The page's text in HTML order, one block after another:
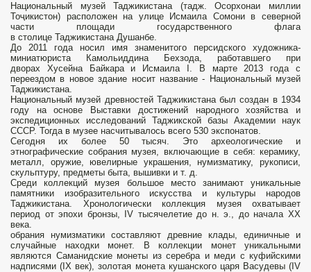
Национальный музей Таджикистана (тадж. Осорхонаи миллии
Тоҷикистон) расположен на улице Исмаила Сомони в северной
части площади государственного флага
в столице Таджикистана Душанбе.
До 2011 года носил имя знаменитого персидского художника-
миниатюриста Камольиддина Бехзода, работавшего при
дворах Хусейна Байкара и Исмаила I. В марте 2013 года с
переездом в новое здание носит название - Национальный музей
Таджикистана.
Национальный музей древностей Таджикистана был создан в 1934
году на основе Выставки достижений народного хозяйства и
экспедиционных исследований Таджикской базы Академии наук
СССР. Тогда в музее насчитывалось всего 530 экспонатов.
Сегодня их более 50 тысяч. Это археологические и
этнографические собрания музея, включающие в себя: керамику,
металл, оружие, ювелирные украшения, нумизматику, рукописи,
скульптуру, предметы быта, вышивки и т. д.
Среди коллекций музея большое место занимают уникальные
памятники изобразительного искусства и культуры народов
Таджикистана. Хронологически коллекция музея охватывает
период от эпохи бронзы, IV тысячелетие до н. э., до начала XX
века.
обрания нумизматики составляют древние клады, единичные и
случайные находки монет. В коллекции монет уникальными
являются Саманидские монеты из серебра и меди с куфийскими
надписями (IX век), золотая монета кушанского царя Васудевы (IV